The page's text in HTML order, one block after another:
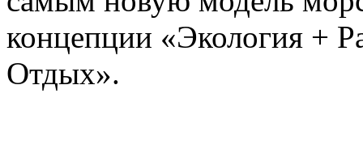
концепции «Экология +
Отдых».